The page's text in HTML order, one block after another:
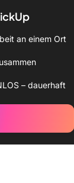
an einem Ort
– dauerhaft